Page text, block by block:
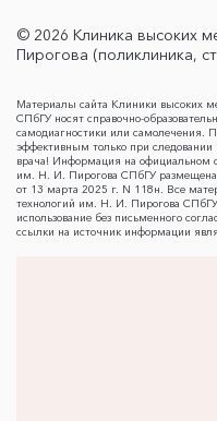
© 2026 Клиника высоких
Пирогова (поликлиника,
Материалы сайта Клиники высоких
СПбГУ носят справочно-
самодиагностики или самолечения.
эффективным только при
врача! Информация на официальном
им. Н. И. Пирогова СПбГУ размещена
от 13 марта 2025 г. N 118н. Все
технологий им. Н. И. Пирогова
использование без письменного
ссылки на источник информации